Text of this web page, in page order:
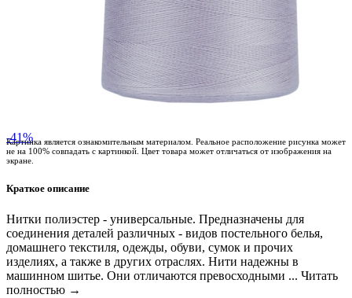
-41%
Картинка является ознакомительным материалом. Реальное расположение рисунка может
не на 100% совпадать с картинкой. Цвет товара может отличаться от изображения на
экране.
Краткое описание
Нитки полиэстер - универсальные. Предназначены для
соединения деталей различных - видов постельного белья,
домашнего текстиля, одежды, обуви, сумок и прочих
изделиях, а также в других отраслях. Нити надежны в
машинном шитье. Они отличаются превосходными ... Читать
полностью →